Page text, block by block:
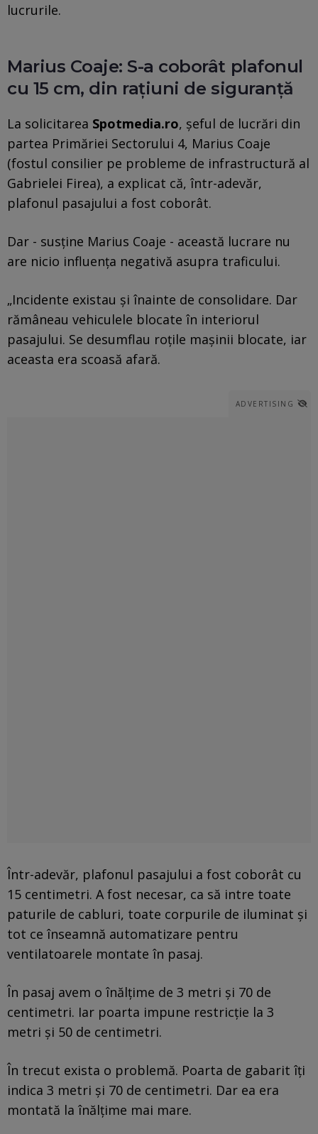
lucrurile.
Marius Coaje: S-a coborât plafonul
cu 15 cm, din rațiuni de siguranță
La solicitarea Spotmedia.ro, șeful de lucrări din
partea Primăriei Sectorului 4, Marius Coaje
(fostul consilier pe probleme de infrastructură al
Gabrielei Firea), a explicat că, într-adevăr,
plafonul pasajului a fost coborât.
Dar - susține Marius Coaje - această lucrare nu
are nicio influența negativă asupra traficului.
„Incidente existau și înainte de consolidare. Dar
rămâneau vehiculele blocate în interiorul
pasajului. Se desumflau roțile mașinii blocate, iar
aceasta era scoasă afară.
ADVERTISING
Într-adevăr, plafonul pasajului a fost coborât cu
15 centimetri. A fost necesar, ca să intre toate
paturile de cabluri, toate corpurile de iluminat și
tot ce înseamnă automatizare pentru
ventilatoarele montate în pasaj.
În pasaj avem o înălțime de 3 metri și 70 de
centimetri. Iar poarta impune restricție la 3
metri și 50 de centimetri.
În trecut exista o problemă. Poarta de gabarit îți
indica 3 metri și 70 de centimetri. Dar ea era
montată la înălțime mai mare.